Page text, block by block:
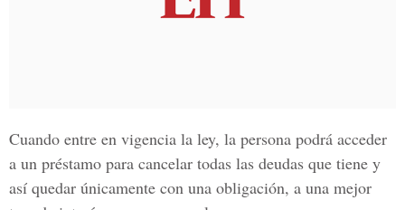
Cuando entre en vigencia la ley, la persona podrá acceder
a un préstamo para cancelar todas las deudas que tiene y
así quedar únicamente con una obligación, a una mejor